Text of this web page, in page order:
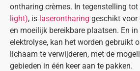
ontharing crèmes. In tegenstelling tot
light), is laserontharing geschikt voor
en moeilijk bereikbare plaatsen. En
elektrolyse, kan het worden gebruikt
lichaam te verwijderen, met de
gebieden in één keer aan te pakken.